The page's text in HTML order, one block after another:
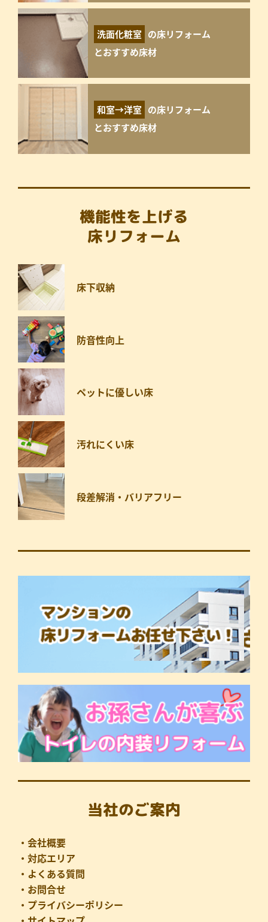
洗面化粧室 の床リフォーム
とおすすめ床材
和室→洋室 の床リフォーム
とおすすめ床材
機能性を上げる
床リフォーム
床下収納
防音性向上
ペットに優しい床
汚れにくい床
段差解消・バリアフリー
当社のご案内
・会社概要
・対応エリア
・よくある質問
・お問合せ
・プライバシーポリシー